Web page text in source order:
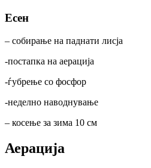
Есен
– собирање на паднати лисја
-постапка на аерација
-ѓубрење со фосфор
-неделно наводнување
– косење за зима 10 см
Аерација